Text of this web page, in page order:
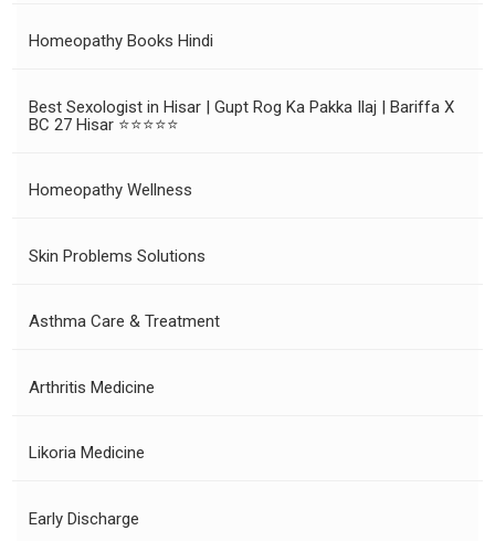
Homeopathy Books Hindi
Best Sexologist in Hisar | Gupt Rog Ka Pakka Ilaj | Bariffa X
BC 27 Hisar ⭐⭐⭐⭐⭐
Homeopathy Wellness
Skin Problems Solutions
Asthma Care & Treatment
Arthritis Medicine
Likoria Medicine
Early Discharge